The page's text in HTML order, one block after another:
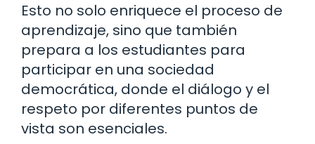
Esto no solo enriquece el proceso de
aprendizaje, sino que también
prepara a los estudiantes para
participar en una sociedad
democrática, donde el diálogo y el
respeto por diferentes puntos de
vista son esenciales.